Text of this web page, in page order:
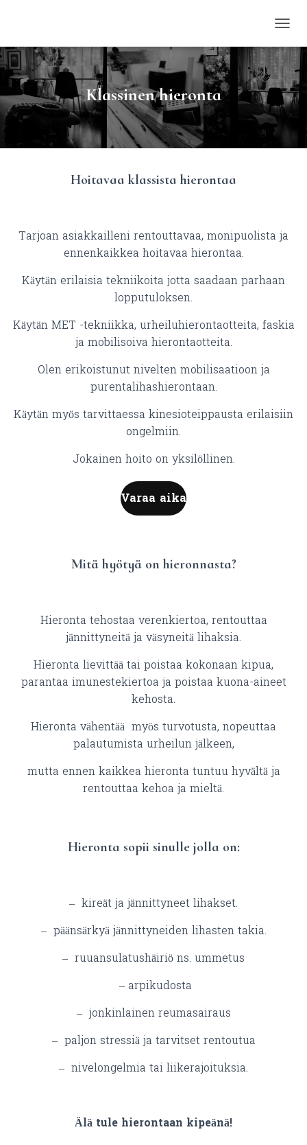
Klassinen hieronta
Hoitavaa klassista hierontaa
Tarjoan asiakkailleni rentouttavaa, monipuolista ja
ennenkaikkea hoitavaa hierontaa.
Käytän erilaisia tekniikoita jotta saadaan parhaan
lopputuloksen.
Käytän MET -tekniikka, urheiluhierontaotteita, faskia
ja mobilisoiva hierontaotteita.
Olen erikoistunut nivelten mobilisaatioon ja
purentalihashierontaan.
Käytän myös tarvittaessa kinesioteippausta erilaisiin
ongelmiin.
Jokainen hoito on yksilöllinen.
Varaa aika
Mitä hyötyä on hieronnasta?
Hieronta tehostaa verenkiertoa, rentouttaa
jännittyneitä ja väsyneitä lihaksia.
Hieronta lievittää tai poistaa kokonaan kipua,
parantaa imunestekiertoa ja poistaa kuona-aineet
kehosta.
Hieronta vähentää myös turvotusta, nopeuttaa
palautumista urheilun jälkeen,
mutta ennen kaikkea hieronta tuntuu hyvältä ja
rentouttaa kehoa ja mieltä.
Hieronta sopii sinulle jolla on:
– kireät ja jännittyneet lihakset.
– päänsärkyä jännittyneiden lihasten takia.
– ruuansulatushäiriö ns. ummetus
– arpikudosta
– jonkinlainen reumasairaus
– paljon stressiä ja tarvitset rentoutua
– nivelongelmia tai liikerajoituksia.
Älä tule hierontaan kipeänä!